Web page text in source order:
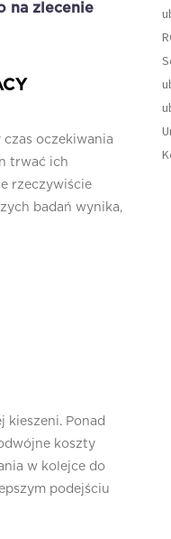
na zlecenie
czas oczekiwania
trwać ich
rzeczywiście
badań wynika,
kieszeni. Ponad
koszty
w kolejce do
podejściu